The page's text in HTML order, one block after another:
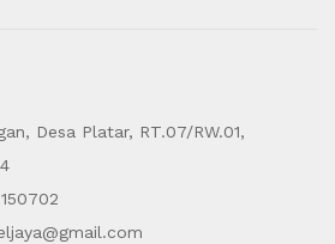
Desa Platar, RT.07/RW.01,